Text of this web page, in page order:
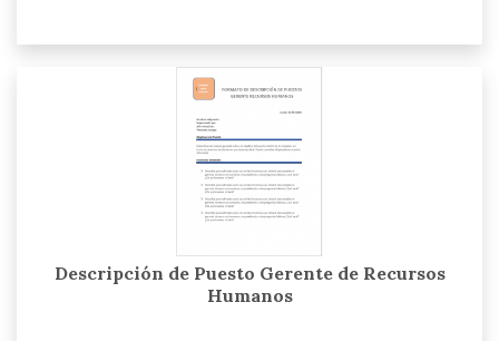
Descripción de Puesto Gerente de Recursos
Humanos